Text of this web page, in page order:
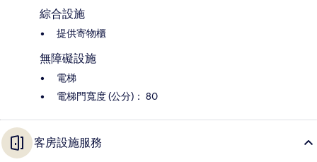
綜合設施
提供寄物櫃
無障礙設施
電梯
電梯門寬度 (公分)： 80
客房設施服務